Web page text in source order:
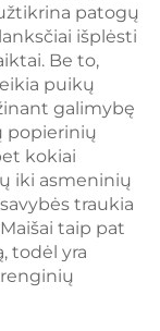
patogų
išplėsti
Be to,
puikų
galimybę
popierinių
kokiai
iki asmeninių
traukia
taip pat
todėl yra